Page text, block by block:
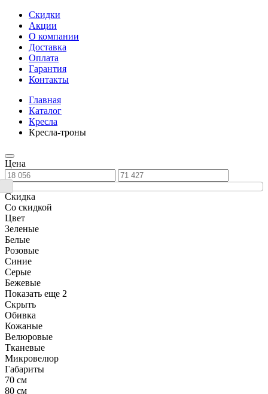
Скидки
Акции
О компании
Доставка
Оплата
Гарантия
Контакты
Главная
Каталог
Кресла
Кресла-троны
Цена
Скидка
Со скидкой
Цвет
Зеленые
Белые
Розовые
Синие
Серые
Бежевые
Показать еще 2
Скрыть
Обивка
Кожаные
Велюровые
Тканевые
Микровелюр
Габариты
70 см
80 см